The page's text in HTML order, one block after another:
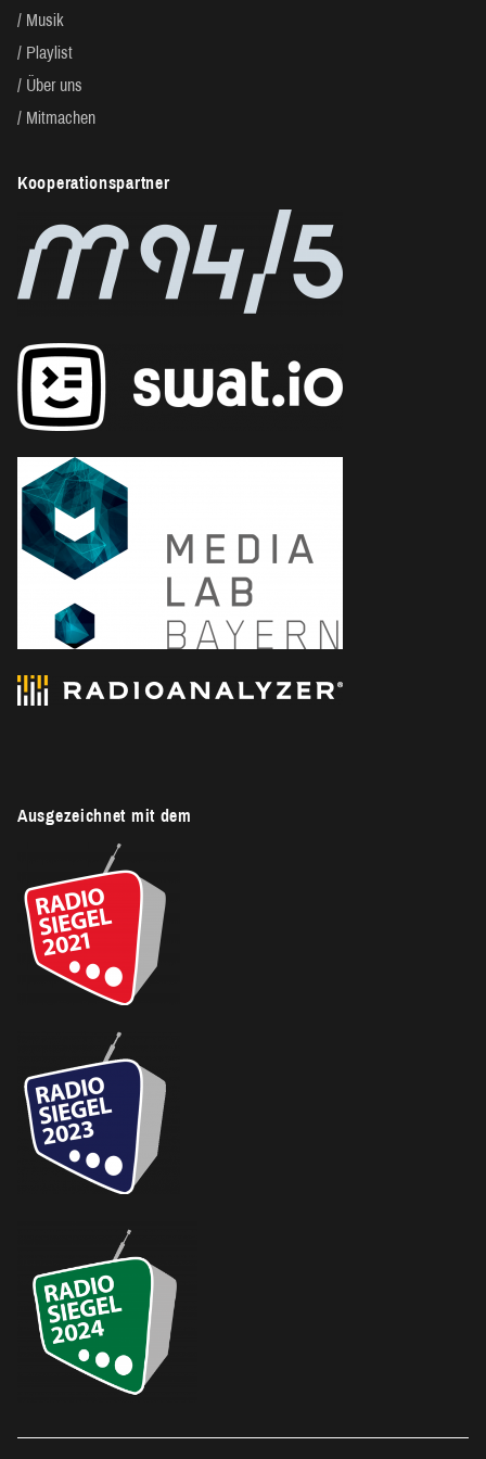
Musik
Playlist
Über uns
Mitmachen
Kooperationspartner
Ausgezeichnet mit dem